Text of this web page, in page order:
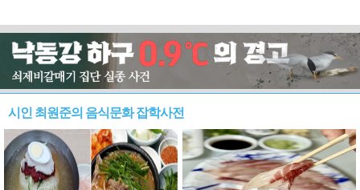
시인 최원준의 음식문화 잡학사전